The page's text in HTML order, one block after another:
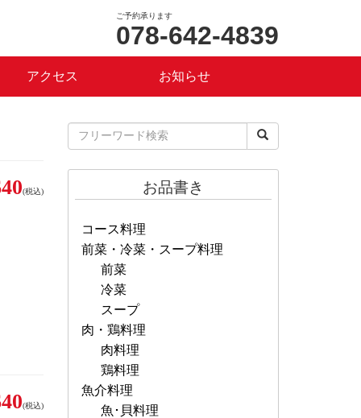
ご予約承ります
078-642-4839
アクセス お知らせ
(税込)
(税込)
お品書き
コース料理
前菜・冷菜・スープ料理
前菜
冷菜
スープ
肉・鶏料理
肉料理
鶏料理
魚介料理
魚･貝料理